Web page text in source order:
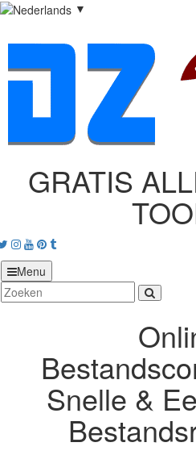
▼
GRATIS
Twitter
Instagram
Youtube
Pinterest
tumblr
Menu
Snelle &